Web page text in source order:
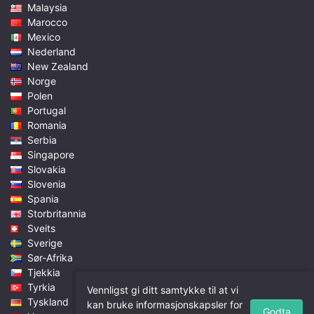
Malaysia
Marocco
Mexico
Nederland
New Zealand
Norge
Polen
Portugal
Romania
Serbia
Singapore
Slovakia
Slovenia
Spania
Storbritannia
Sveits
Sverige
Sør-Afrika
Tjekkia
Tyrkia
Tyskland
Vennligst gi ditt samtykke til at vi
kan bruke informasjonskapsler for
Godta